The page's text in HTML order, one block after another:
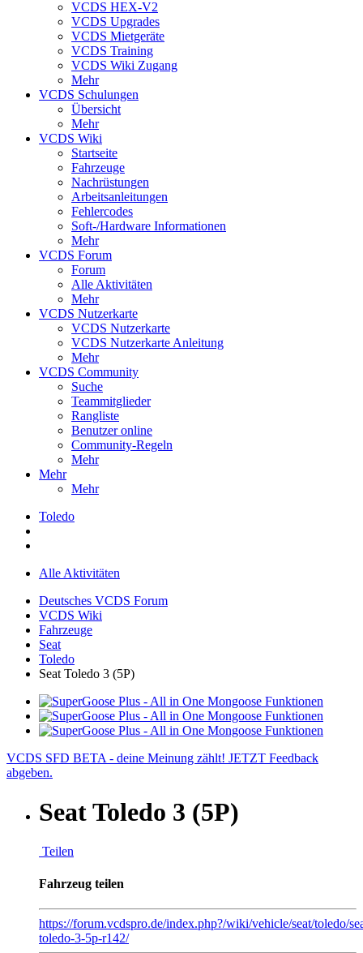
VCDS HEX-V2
VCDS Upgrades
VCDS Mietgeräte
VCDS Training
VCDS Wiki Zugang
Mehr
VCDS Schulungen
Übersicht
Mehr
VCDS Wiki
Startseite
Fahrzeuge
Nachrüstungen
Arbeitsanleitungen
Fehlercodes
Soft-/Hardware Informationen
Mehr
VCDS Forum
Forum
Alle Aktivitäten
Mehr
VCDS Nutzerkarte
VCDS Nutzerkarte
VCDS Nutzerkarte Anleitung
Mehr
VCDS Community
Suche
Teammitglieder
Rangliste
Benutzer online
Community-Regeln
Mehr
Mehr
Mehr
Toledo
Alle Aktivitäten
Deutsches VCDS Forum
VCDS Wiki
Fahrzeuge
Seat
Toledo
Seat Toledo 3 (5P)
VCDS SFD BETA - deine Meinung zählt! JETZT Feedback
abgeben.
Seat Toledo 3 (5P)
Teilen
Fahrzeug teilen
https://forum.vcdspro.de/index.php?/wiki/vehicle/seat/toledo/
toledo-3-5p-r142/